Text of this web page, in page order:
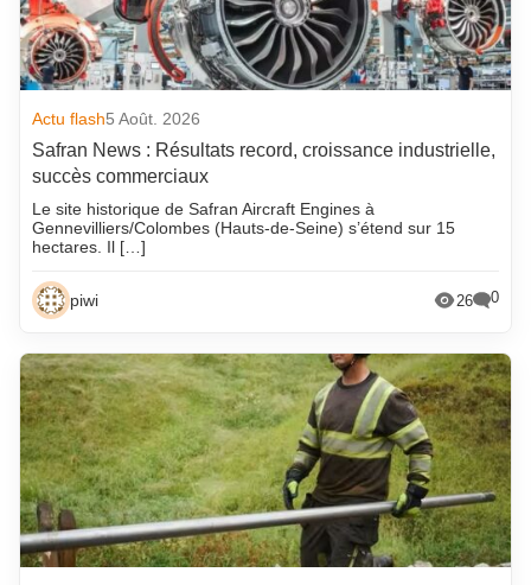
Actu flash5 Août. 2026
Safran News : Résultats record, croissance industrielle,
succès commerciaux
Le site historique de Safran Aircraft Engines à
Gennevilliers/Colombes (Hauts-de-Seine) s’étend sur 15
hectares. Il […]
piwi 26 0